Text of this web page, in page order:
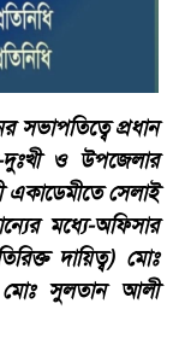
সভাপতিত্বে প্রধান
দুঃখী ও উপজেলার
একাডেমীতে সেলাই
মধ্যে-অফিসার
দায়িত্ব) মোঃ
মোঃ সুলতান আলী